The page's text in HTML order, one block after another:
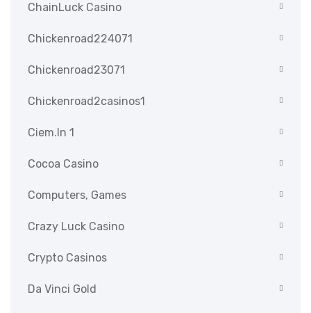
ChainLuck Casino
Chickenroad224071
Chickenroad23071
Chickenroad2casinos1
Ciem.in 1
Cocoa Casino
Computers, Games
Crazy Luck Casino
Crypto Casinos
Da Vinci Gold